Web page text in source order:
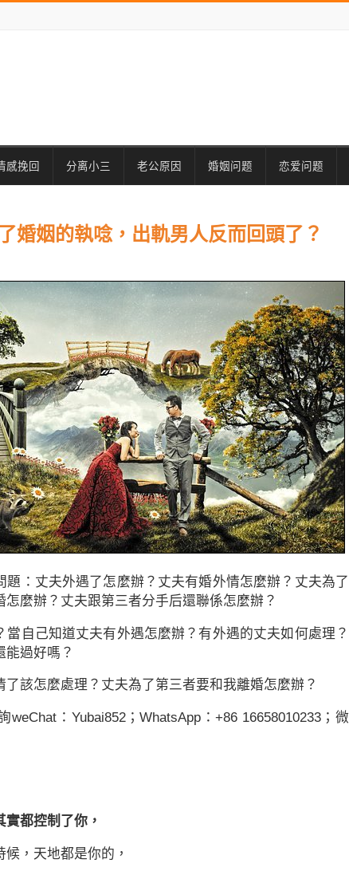
感挽回 分离小三 老公原因 婚姻问题 恋爱问题
婚姻的執唸，出軌男人反而回頭了？
題：丈夫外遇了怎麼辦？丈夫有婚外情怎麼辦？丈夫為了
怎麼辦？丈夫跟第三者分手后還聯係怎麼辦？
當自己知道丈夫有外遇怎麼辦？有外遇的丈夫如何處理？
能過好嗎？
了該怎麼處理？丈夫為了第三者要和我離婚怎麼辦？
weChat：Yubai852；WhatsApp：+86 16658010233；微
都控制了你，
，天地都是你的，